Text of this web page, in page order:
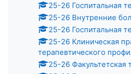
25-26 Госпитальная
25-26 Внутренние
25-26 Госпитальная
25-26 Клиническая
терапевтического
25-26 Факультетская